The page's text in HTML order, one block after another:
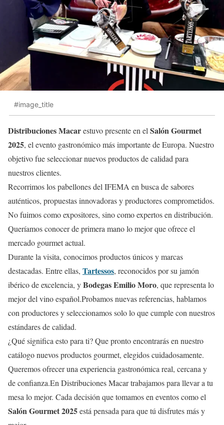
#image_title
Distribuciones Macarestuvo presente en el Salón Gourmet
2025, el evento gastronómico más importante de Europa. Nuestro
objetivo fue seleccionar nuevos productos de calidad para
nuestros clientes.
Recorrimos los pabellones del IFEMA en busca de sabores
auténticos, propuestas innovadoras y productores comprometidos.
No fuimos como expositores, sino como expertos en distribución.
Queríamos conocer de primera mano lo mejor que ofrece el
mercado gourmet actual.
Durante la visita, conocimos productos únicos y marcas
destacadas. Entre ellas, Tartessos, reconocidos por su jamón
ibérico de excelencia, yBodegas Emilio Moro, que representa lo
mejor del vino español.Probamos nuevas referencias, hablamos
con productores y seleccionamos solo lo que cumple con nuestros
estándares de calidad.
¿Qué significa esto para ti? Que pronto encontrarás en nuestro
catálogo nuevos productos gourmet, elegidos cuidadosamente.
Queremos ofrecer una experiencia gastronómica real, cercana y
de confianza.En Distribuciones Macar trabajamos para llevar a tu
mesa lo mejor. Cada decisión que tomamos en eventos como el
Salón Gourmet 2025está pensada para que tú disfrutes más y